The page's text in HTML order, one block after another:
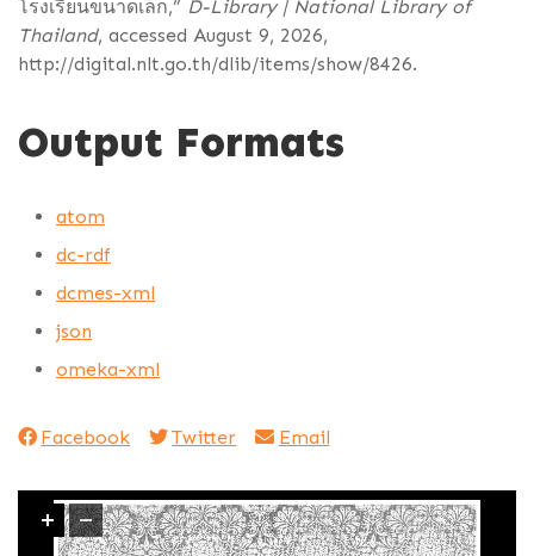
โรงเรียนขนาดเล็ก,” D-Library | National Library of
Thailand, accessed August 9, 2026,
http://digital.nlt.go.th/dlib/items/show/8426.
Output Formats
atom
dc-rdf
dcmes-xml
json
omeka-xml
Facebook Twitter Email